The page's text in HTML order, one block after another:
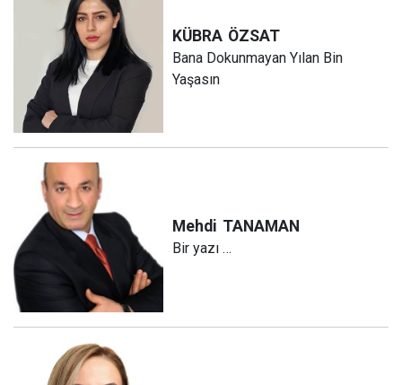
KÜBRA ÖZSAT
Bana Dokunmayan Yılan Bin
Yaşasın
Mehdi TANAMAN
Bir yazı …